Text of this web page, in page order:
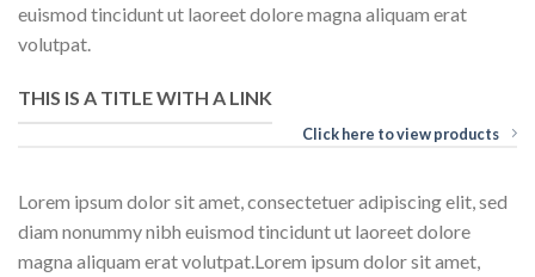
euismod tincidunt ut laoreet dolore magna aliquam erat
volutpat.
THIS IS A TITLE WITH A LINK
Click here to view products
Lorem ipsum dolor sit amet, consectetuer adipiscing elit, sed
diam nonummy nibh euismod tincidunt ut laoreet dolore
magna aliquam erat volutpat.Lorem ipsum dolor sit amet,